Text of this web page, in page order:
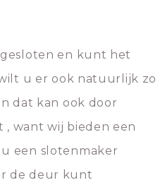
en kunt het
u er ook natuurlijk zo
dat kan ook door
want wij bieden een
een slotenmaker
de deur kunt